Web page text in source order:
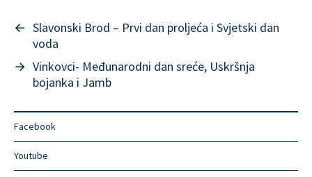
← Slavonski Brod – Prvi dan proljeća i Svjetski dan
voda
→ Vinkovci- Međunarodni dan sreće, Uskršnja
bojanka i Jamb
Facebook
Youtube